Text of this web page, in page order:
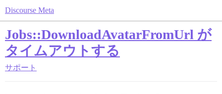
Discourse Meta
Jobs::DownloadAvatarFromUrl が
タイムアウトする
サポート